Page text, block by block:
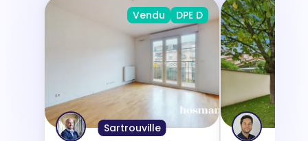
Sartrouville
Vendu DPE D